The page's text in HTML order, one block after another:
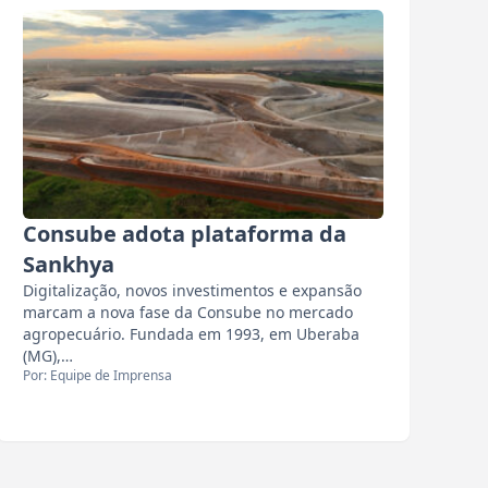
Consube adota plataforma da
Sankhya
Digitalização, novos investimentos e expansão
marcam a nova fase da Consube no mercado
agropecuário. Fundada em 1993, em Uberaba
(MG),…
Por: Equipe de Imprensa